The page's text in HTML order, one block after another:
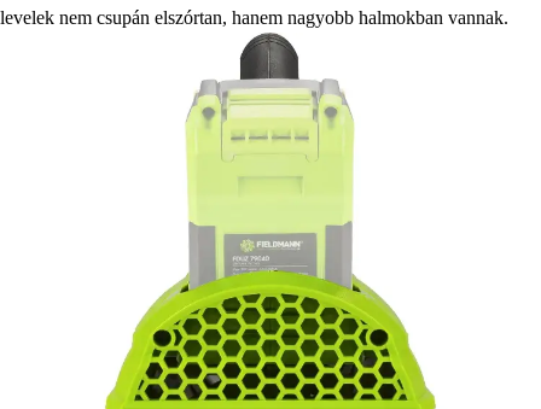
levelek nem csupán elszórtan, hanem nagyobb halmokban vannak.